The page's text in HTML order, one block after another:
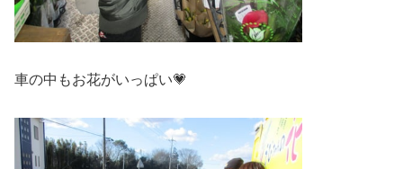
車の中もお花がいっぱい💗